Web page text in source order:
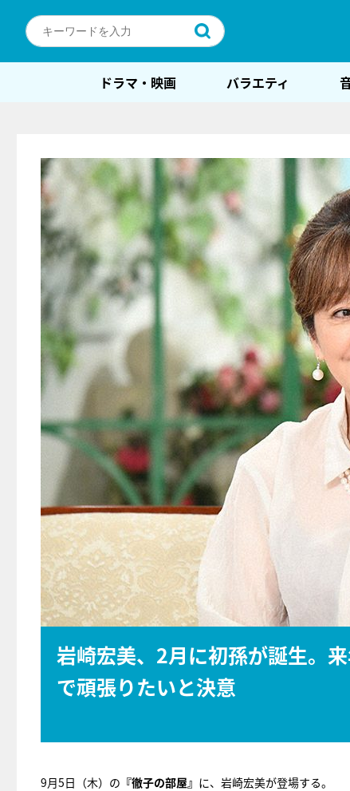
ドラマ・映画 バラエティ
岩崎宏美、2月に初孫が誕生。
で頑張りたいと決意
9月5日（木）の 『徹子の部屋』 に、岩崎宏美が登場する。